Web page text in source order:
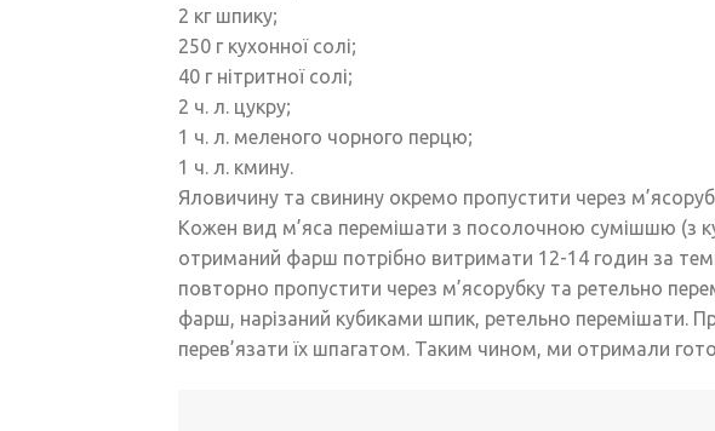
2 кг шпику;
250 г кухонної солі;
40 г нітритної солі;
2 ч. л. цукру;
1 ч. л. меленого чорного перцю;
1 ч. л. кмину.
Яловичину та свинину окремо пропустити через
Кожен вид м’яса перемішати з посолочною сумішшю (з
отриманий фарш потрібно витримати 12-14 годин за
повторно пропустити через м’ясорубку та ретельно
фарш, нарізаний кубиками шпик, ретельно перемішати.
перев’язати їх шпагатом. Таким чином, ми отримали